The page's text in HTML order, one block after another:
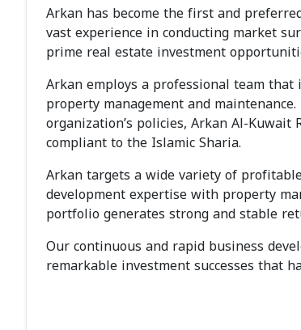
Arkan has become the first and
vast experience in conducting market
prime real estate investment
Arkan employs a professional team
property management and
organization’s policies, Arkan Al-
compliant to the Islamic Sharia.
Arkan targets a wide variety of
development expertise with property
portfolio generates strong and stable
Our continuous and rapid business
remarkable investment successes that